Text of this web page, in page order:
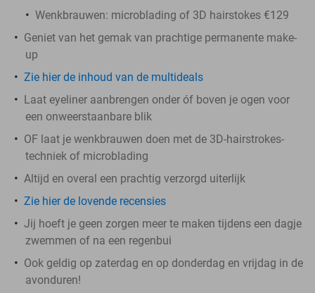
Wenkbrauwen: microblading of 3D hairstokes €129
Geniet van het gemak van prachtige permanente make-
up
Zie hier de inhoud van de multideals
Laat eyeliner aanbrengen onder óf boven je ogen voor
een onweerstaanbare blik
OF laat je wenkbrauwen doen met de 3D-hairstrokes-
techniek of microblading
Altijd en overal een prachtig verzorgd uiterlijk
Zie hier de lovende recensies
Jij hoeft je geen zorgen meer te maken tijdens een dagje
zwemmen of na een regenbui
Ook geldig op zaterdag en op donderdag en vrijdag in de
avonduren!